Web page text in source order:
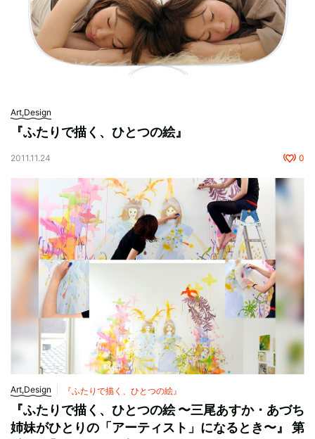
Art,Design
『ふたりで描く、ひとつの絵』
2011.11.24 0
Art,Design 『ふたりで描く、ひとつの絵』
『ふたりで描く、ひとつの絵 〜三尾あすか・あづち
姉妹がひとりの「アーティスト」になるとき〜』 第